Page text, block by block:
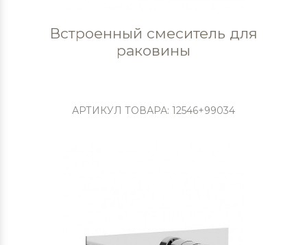
Встроенный смеситель для
раковины
АРТИКУЛ ТОВАРА: 12546+99034